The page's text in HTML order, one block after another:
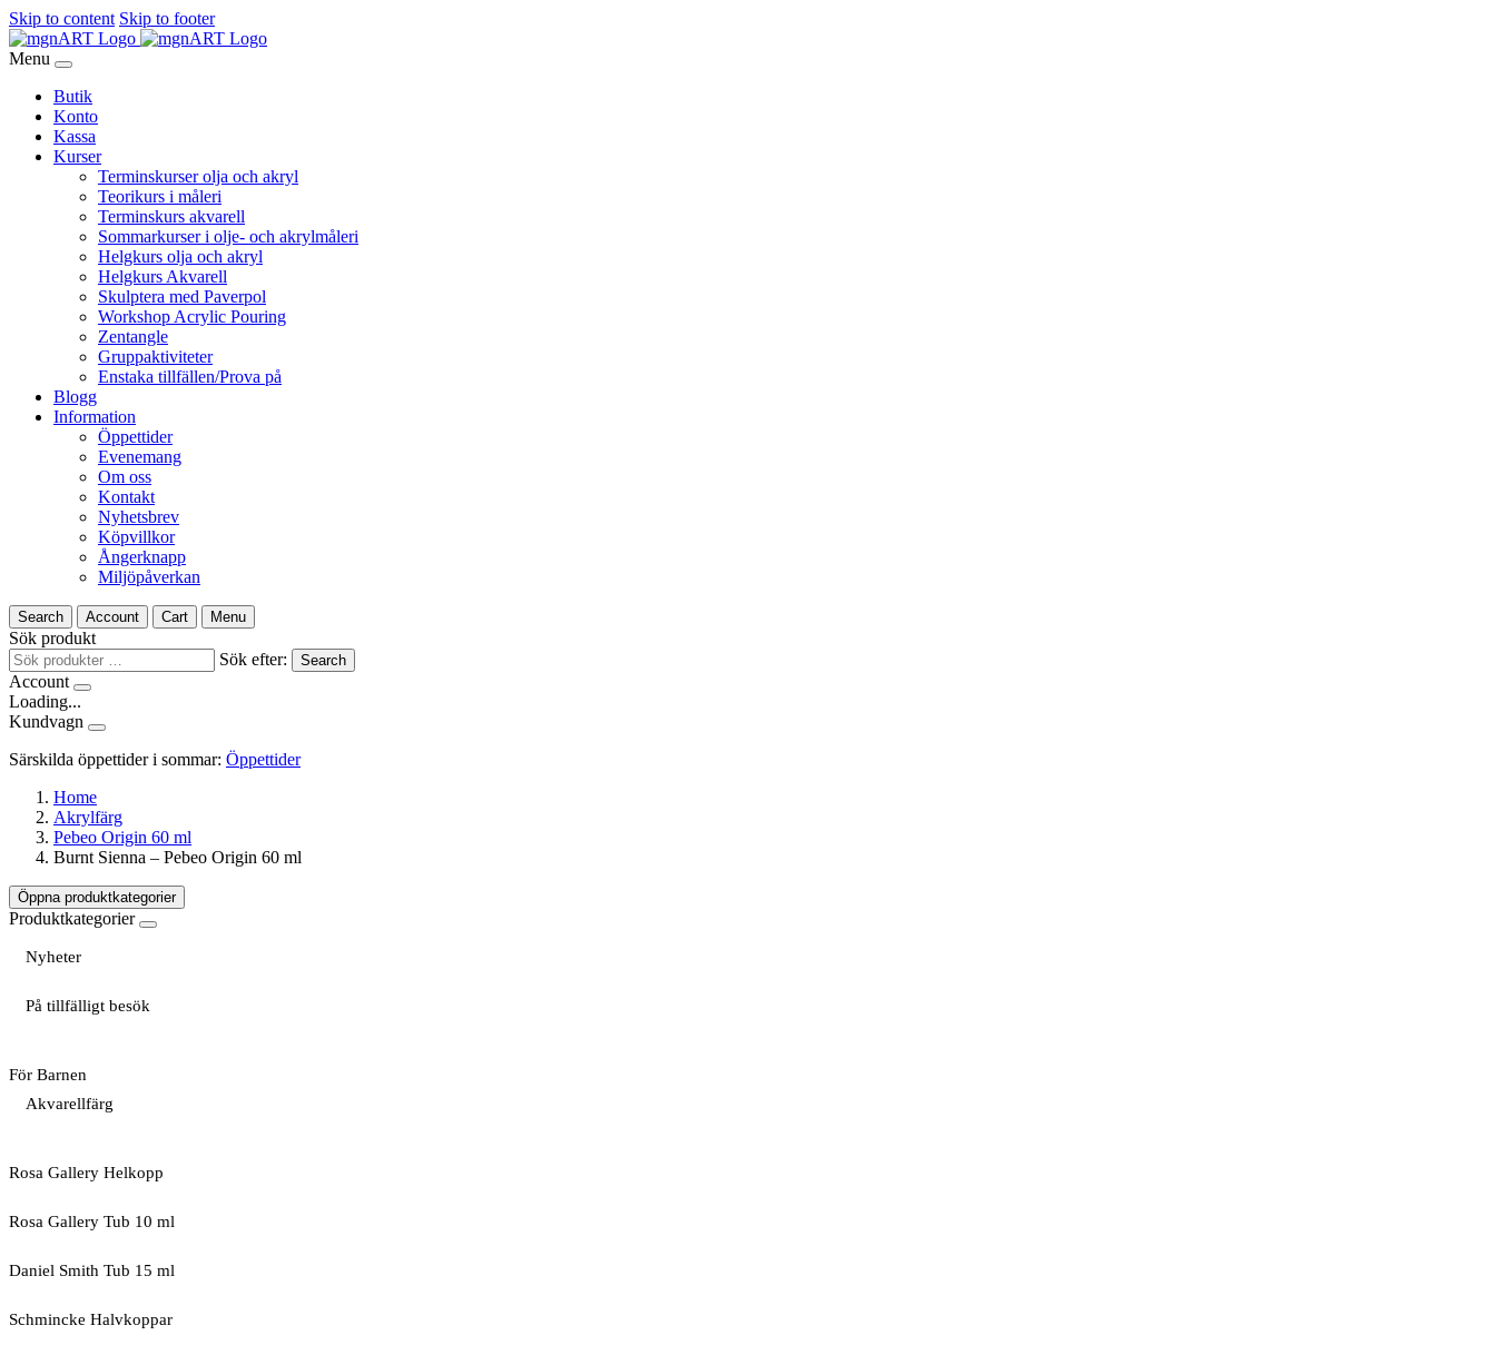
Skip to content Skip to footer
Menu
Butik
Konto
Kassa
Kurser
Terminskurser olja och akryl
Teorikurs i måleri
Terminskurs akvarell
Sommarkurser i olje- och akrylmåleri
Helgkurs olja och akryl
Helgkurs Akvarell
Skulptera med Paverpol
Workshop Acrylic Pouring
Zentangle
Gruppaktiviteter
Enstaka tillfällen/Prova på
Blogg
Information
Öppettider
Evenemang
Om oss
Kontakt
Nyhetsbrev
Köpvillkor
Ångerknapp
Miljöpåverkan
Search Account Cart Menu
Sök produkt
Sök efter:
Search
Account
Loading...
Kundvagn
Särskilda öppettider i sommar: Öppettider
Home
Akrylfärg
Pebeo Origin 60 ml
Burnt Sienna – Pebeo Origin 60 ml
Öppna produktkategorier
Produktkategorier
Nyheter
På tillfälligt besök
För Barnen
Akvarellfärg
Rosa Gallery Helkopp
Rosa Gallery Tub 10 ml
Daniel Smith Tub 15 ml
Schmincke Halvkoppar